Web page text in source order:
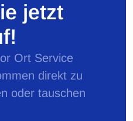
jetzt
Ort Service
direkt zu
oder tauschen